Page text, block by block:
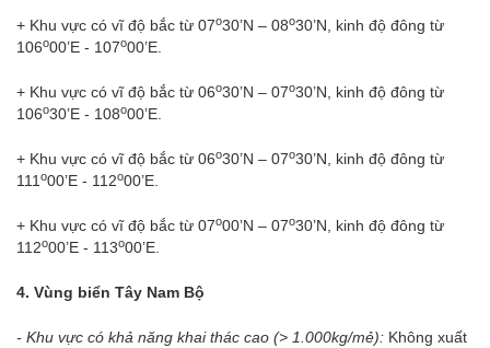
+ Khu vực có vĩ độ bắc từ 07o30’N – 08o30’N, kinh độ đông từ
106o00’E - 107o00’E.
+ Khu vực có vĩ độ bắc từ 06o30’N – 07o30’N, kinh độ đông từ
106o30’E - 108o00’E.
+ Khu vực có vĩ độ bắc từ 06o30’N – 07o30’N, kinh độ đông từ
111o00’E - 112o00’E.
+ Khu vực có vĩ độ bắc từ 07o00’N – 07o30’N, kinh độ đông từ
112o00’E - 113o00’E.
4. Vùng biển Tây Nam Bộ
- Khu vực có khả năng khai thác cao (> 1.000kg/mẻ): Không xuất